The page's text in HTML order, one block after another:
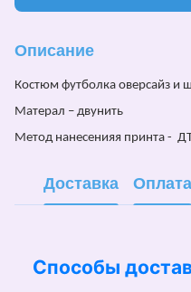
Описание
Костюм футболка оверсайз и
Матерал – двунить
Метод нанесенияя принта -
Доставка Оплата
Способы